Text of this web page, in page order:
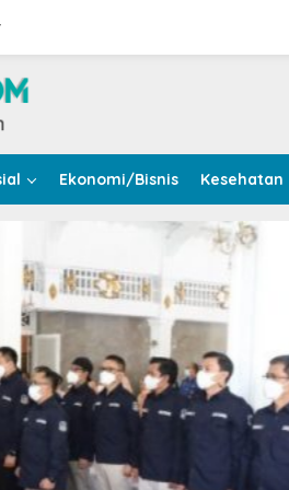
Ekonomi/Bisnis Kesehatan